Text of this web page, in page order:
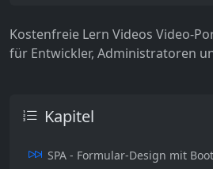
Kostenfreie Lern Videos Video-
für Entwickler, Administratoren
Kapitel
SPA - Formular-Design mit